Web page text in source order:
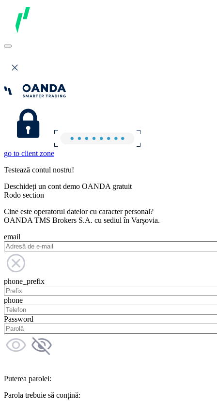
go to client zone
Testează contul nostru!
Deschideți un cont demo OANDA gratuit
Rodo section
Cine este operatorul datelor cu caracter personal?
OANDA TMS Brokers S.A. cu sediul în Varșovia.
email
phone_prefix
phone
Password
Puterea parolei:
Parola trebuie să conțină: